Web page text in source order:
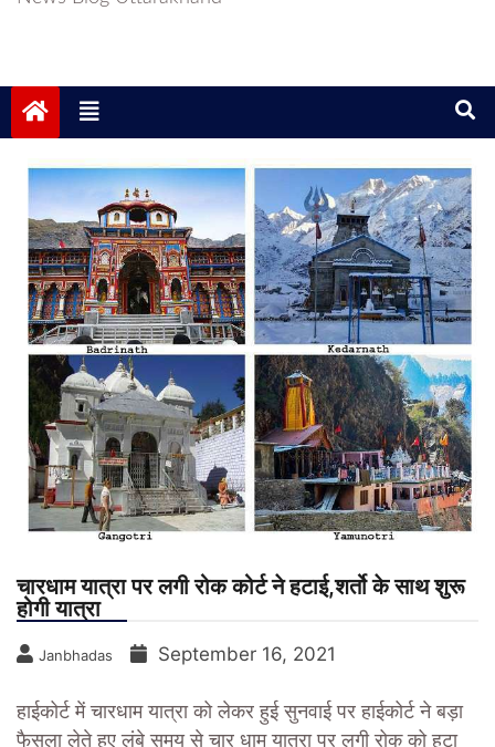
चारधाम यात्रा पर लगी रोक कोर्ट ने हटाई,शर्तो के साथ शुरू
होगी यात्रा
Janbhadas September 16, 2021
हाईकोर्ट में चारधाम यात्रा को लेकर हुई सुनवाई पर हाईकोर्ट ने बड़ा
फैसला लेते हुए लंबे समय से चार धाम यात्रा पर लगी रोक को हटा